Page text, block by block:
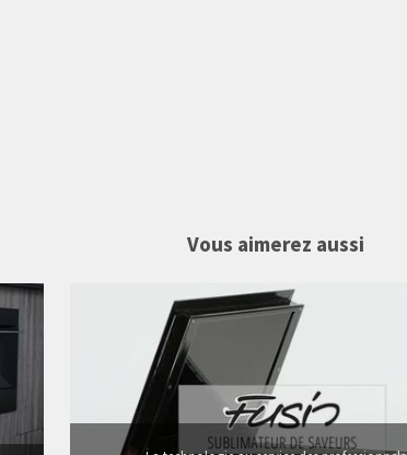
Vous aimerez aussi
12 vidéos